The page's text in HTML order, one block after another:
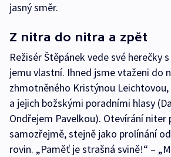
jasný směr.
Z nitra do nitra a zpět
Režisér Štěpánek vede své herečky
jemu vlastní. Ihned jsme vtaženi do
zhmotněného Kristýnou
a jejich božskými poradními hlasy
Ondřejem Pavelkou). Otevírání niter
samozřejmě, stejně jako prolínání
rovin. „Paměť je strašná svině!“ –